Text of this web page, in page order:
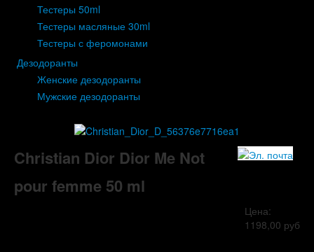
Тестеры 50ml
Тестеры масляные 30ml
Тестеры с феромонами
Дезодоранты
Женские дезодоранты
Мужские дезодоранты
Christian Dior Dior Me Not
pour femme 50 ml
Цена:
1198,00 руб